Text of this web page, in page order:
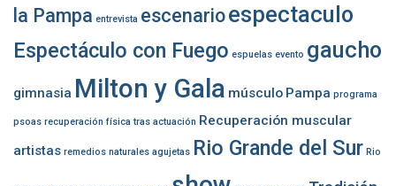
la Pampa entrevista escenarioespectaculo
Espectáculo con Fuego espuelas evento gaucho
gimnasia Milton y Gala músculo Pampa programa
psoas recuperación física tras actuación Recuperación muscular
artistas remedios naturales agujetas Rio Grande del Sur Rio